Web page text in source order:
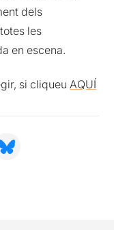
dels
les
en escena.
si cliqueuAQUÍ